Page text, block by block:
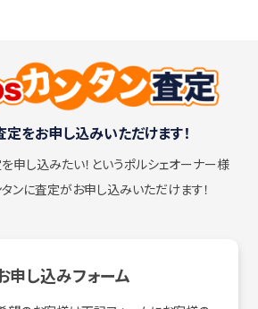
をお申し込みいただけます！
申し込みたい！ というポルシェオーナー様
ンに査定がお申し込みいただけます！
申し込みフォーム